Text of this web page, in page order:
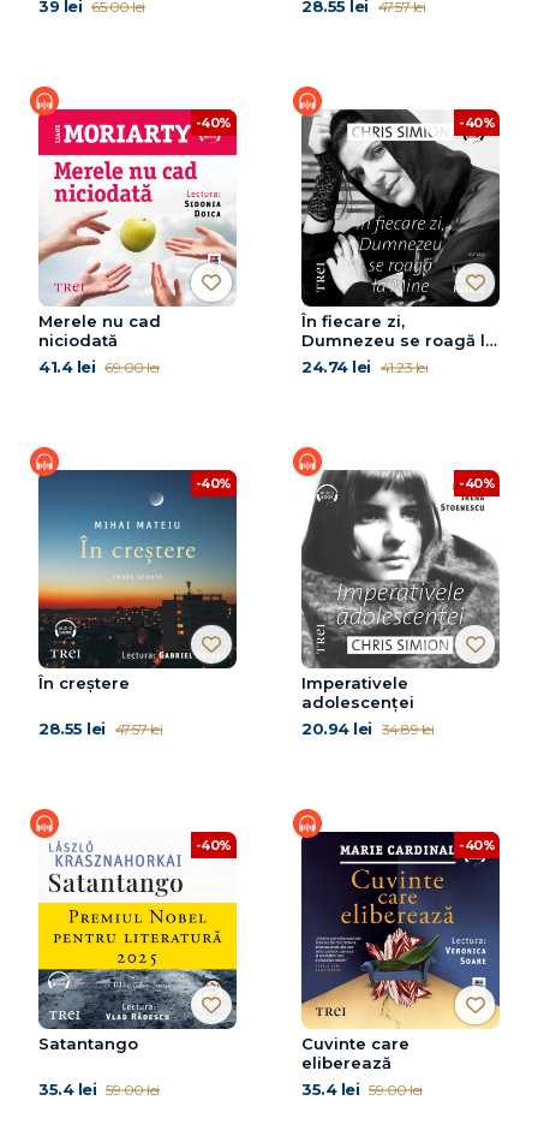
39 lei 65.00 lei 28.55 lei 47.57 lei
-40%
Merele nu cad
niciodată
41.4 lei 69.00 lei
-40%
În fiecare zi,
Dumnezeu se roagă la
Mine
24.74 lei 41.23 lei
-40%
În creștere
28.55 lei 47.57 lei
-40%
Imperativele
adolescenței
20.94 lei 34.89 lei
-40%
Satantango
35.4 lei 59.00 lei
-40%
Cuvinte care
eliberează
35.4 lei 59.00 lei